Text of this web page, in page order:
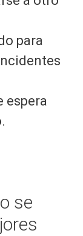
para
espera
se